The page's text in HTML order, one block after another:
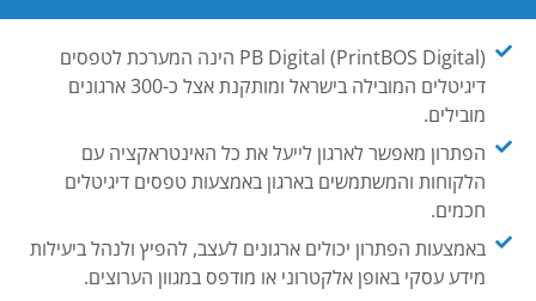
PB Digital (PrintBOS Digital) הינה המערכת לטפסים
דיגיטלים המובילה בישראל ומותקנת אצל כ-300 ארגונים
מובילים.
הפתרון מאפשר לארגון לייעל את כל האינטראקציה עם
הלקוחות והמשתמשים בארגון באמצעות טפסים דיגיטלים
חכמים.
באמצעות הפתרון יכולים ארגונים לעצב, להפיץ ולנהל ביעילות
מידע עסקי באופן אלקטרוני או מודפס במגוון הערוצים.